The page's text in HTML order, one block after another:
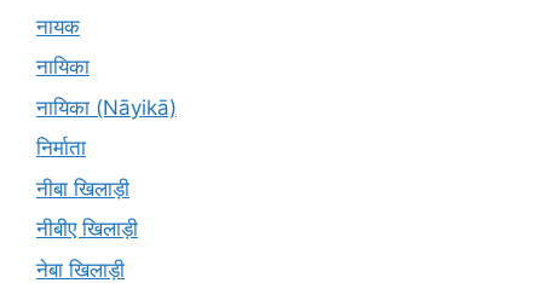
नायक
नायिका
नायिका (Nāyikā)
निर्माता
नीबा खिलाड़ी
नीबीए खिलाड़ी
नेबा खिलाड़ी